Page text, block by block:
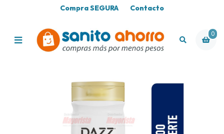
Compra SEGURA Contacto
0